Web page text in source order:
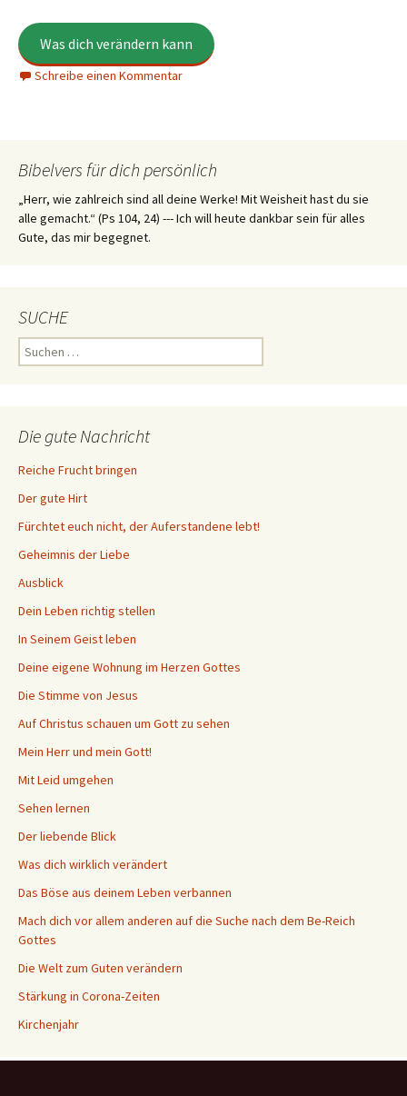
Was dich verändern kann
Schreibe einen Kommentar
Bibelvers für dich persönlich
„Herr, wie zahlreich sind all deine Werke! Mit Weisheit hast du sie
alle gemacht.“ (Ps 104, 24) --- Ich will heute dankbar sein für alles
Gute, das mir begegnet.
SUCHE
Suchen
nach:
Die gute Nachricht
Reiche Frucht bringen
Der gute Hirt
Fürchtet euch nicht, der Auferstandene lebt!
Geheimnis der Liebe
Ausblick
Dein Leben richtig stellen
In Seinem Geist leben
Deine eigene Wohnung im Herzen Gottes
Die Stimme von Jesus
Auf Christus schauen um Gott zu sehen
Mein Herr und mein Gott!
Mit Leid umgehen
Sehen lernen
Der liebende Blick
Was dich wirklich verändert
Das Böse aus deinem Leben verbannen
Mach dich vor allem anderen auf die Suche nach dem Be-Reich
Gottes
Die Welt zum Guten verändern
Stärkung in Corona-Zeiten
Kirchenjahr